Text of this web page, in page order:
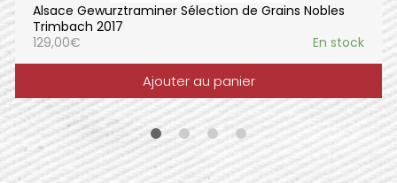
Alsace Gewurztraminer Sélection de Grains Nobles
Trimbach 2017
129,00€ En stock
Ajouter au panier